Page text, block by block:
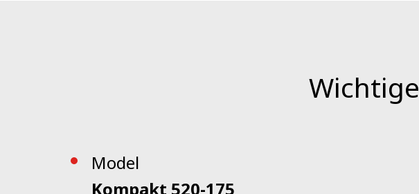
Wichtige
Model
Kompakt 520-175